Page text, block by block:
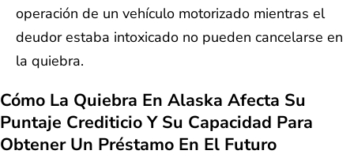
operación de un vehículo motorizado mientras el
deudor estaba intoxicado no pueden cancelarse en
la quiebra.
Cómo La Quiebra En Alaska Afecta Su
Puntaje Crediticio Y Su Capacidad Para
Obtener Un Préstamo En El Futuro